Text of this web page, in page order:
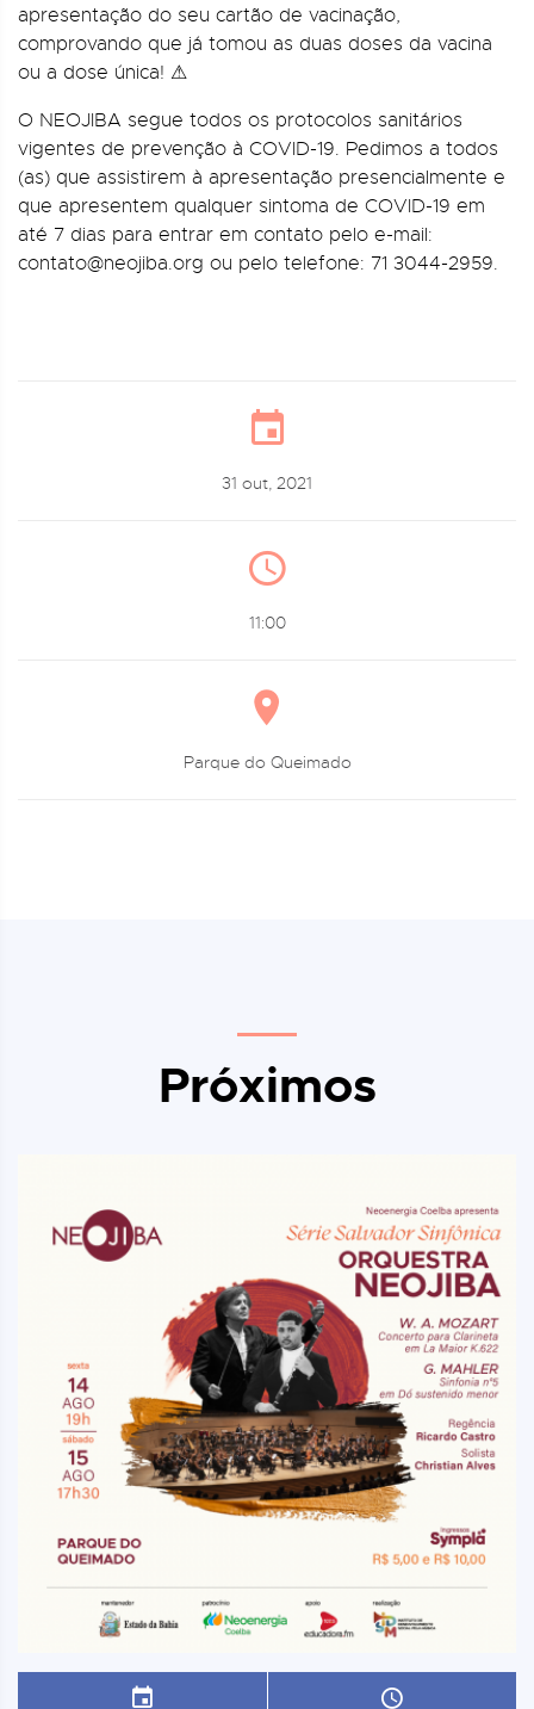
apresentação do seu cartão de vacinação,
comprovando que já tomou as duas doses da vacina
ou a dose única! ⚠
O NEOJIBA segue todos os protocolos sanitários
vigentes de prevenção à COVID-19. Pedimos a todos
(as) que assistirem à apresentação presencialmente e
que apresentem qualquer sintoma de COVID-19 em
até 7 dias para entrar em contato pelo e-mail:
contato@neojiba.org ou pelo telefone: 71 3044-2959.
31 out, 2021
11:00
Parque do Queimado
Próximos